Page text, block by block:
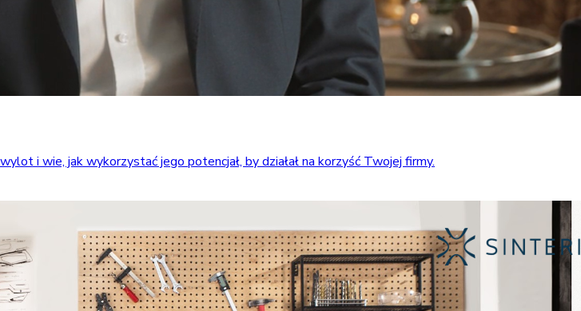
i wie, jak wykorzystać jego potencjał, by działał na korzyść Twojej firmy.